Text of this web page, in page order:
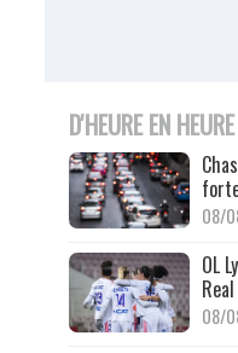
D'HEURE EN HEURE
08/
OL
08/